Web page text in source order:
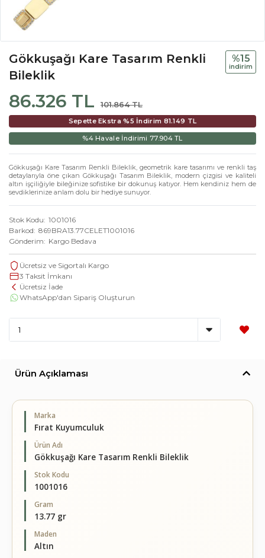
Gökkuşağı Kare Tasarım Renkli
Bileklik
86.326 TL 101.864 TL
%15
i̇ndi̇ri̇m
Sepette Ekstra %5 İndirim 81.149 TL
%4 Havale İndirimi 77.904 TL
Gökkuşağı Kare Tasarım Renkli Bileklik, geometrik kare tasarımı ve renkli taş
detaylarıyla öne çıkan Gökkuşağı Tasarım Bileklik, modern çizgisi ve kaliteli
altın işçiliğiyle bileğinize sofistike bir dokunuş katıyor. Hem kendiniz hem de
sevdiklerinize anlam dolu bir hediye sunuyor.
Stok Kodu 1001016
Barkod 869BRA13.77CELET1001016
Gönderim
Kargo Bedava
Ücretsiz ve Sigortalı Kargo
3 Taksit İmkanı
Ücretsiz İade
WhatsApp'dan Sipariş Oluşturun
Ürün Açıklaması
Marka
Fırat Kuyumculuk
Ürün Adı
Gökkuşağı Kare Tasarım Renkli Bileklik
Stok Kodu
1001016
Gram
13.77 gr
Maden
Altın